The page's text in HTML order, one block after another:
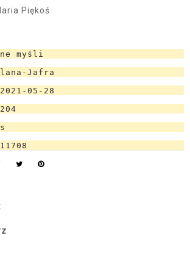
Piękoś
myśli
Jafra
05-28